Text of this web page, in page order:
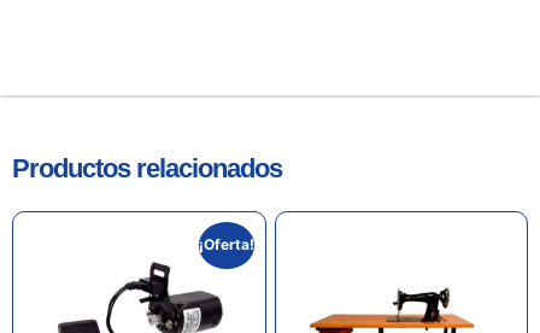
Productos relacionados
¡Oferta!